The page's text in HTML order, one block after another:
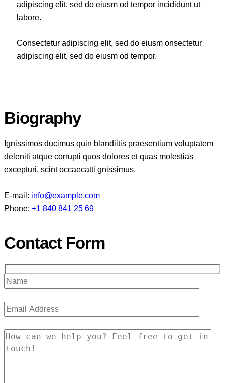
adipiscing elit, sed do eiusm od tempor incididunt ut
labore.
Consectetur adipiscing elit, sed do eiusm onsectetur
adipiscing elit, sed do eiusm od tempor.
Biography
Ignissimos ducimus quin blandiitis praesentium voluptatem
deleniti atque corrupti quos dolores et quas molestias
excepturi. scint occaecatti gnissimus.
E-mail: info@example.com
Phone: +1 840 841 25 69
Contact Form